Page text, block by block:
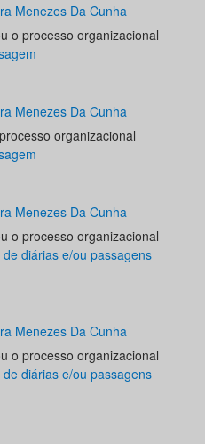
Menezes Da Cunha
o processo organizacional
Menezes Da Cunha
organizacional
Menezes Da Cunha
o processo organizacional
diárias e/ou passagens
Menezes Da Cunha
o processo organizacional
diárias e/ou passagens